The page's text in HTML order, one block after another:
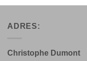
ADRES:
Christophe Dumont